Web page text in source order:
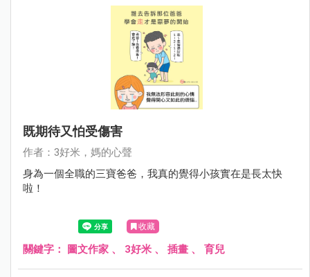
既期待又怕受傷害
作者：3好米，媽的心聲
身為一個全職的三寶爸爸，我真的覺得小孩實在是長太快
啦！
收藏
關鍵字： 圖文作家 、 3好米 、 插畫 、 育兒